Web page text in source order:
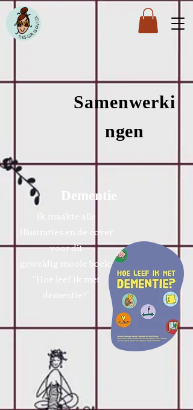
Samenwerki
ngen
Dementie
Ik maakte alle
illustraties en de cover
voor dit
geweldig
mooie boek:
"Hoe leef ik met